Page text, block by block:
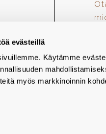
evästeillä
Käytämme
myös markkinoinnin